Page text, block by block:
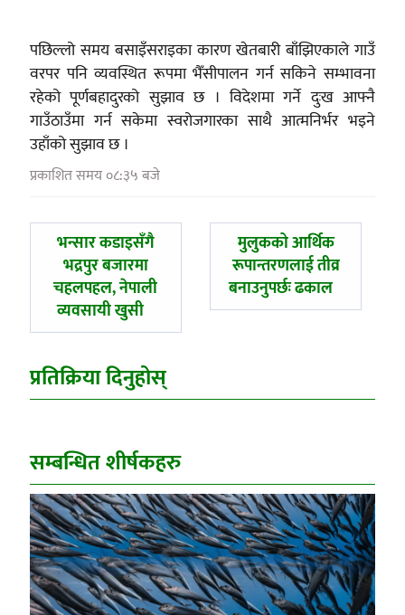
पछिल्लो समय बसाइँसराइका कारण खेतबारी बाँझिएकाले गाउँ
वरपर पनि व्यवस्थित रूपमा भैँसीपालन गर्न सकिने सम्भावना
रहेको पूर्णबहादुरको सुझाव छ । विदेशमा गर्ने दुःख आफ्नै
गाउँठाउँमा गर्न सकेमा स्वरोजगारका साथै आत्मनिर्भर भइने
उहाँको सुझाव छ ।
प्रकाशित समय ०८:३५ बजे
पछिल्लाे
भन्सार कडाइसँगै
भद्रपुर बजारमा
चहलपहल, नेपाली
व्यवसायी खुसी
अघिल्लाे
-
मुलुकको आर्थिक
रूपान्तरणलाई तीव्र
बनाउनुपर्छः ढकाल
प्रतिक्रिया दिनुहोस्
सम्बन्धित शीर्षकहरु